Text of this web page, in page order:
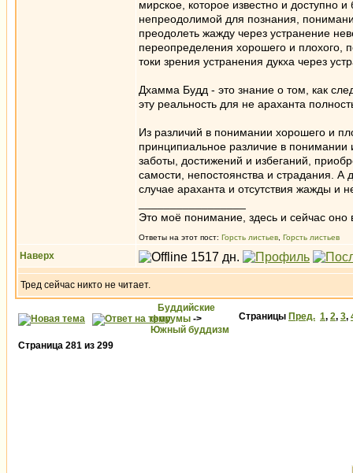
мирское, которое известно и доступно
непреодолимой для познания,
преодолеть жажду через устранение
переопределения хорошего и плохого,
токи зрения устранения дукха через
Дхамма Будд - это знание о том, как
эту реальность для не араханта
Из различий в понимании хорошего и
принципиальное различие в
заботы, достижений и избеганий,
самости, непостоянства и страдания.
случае араханта и отсутствия жажды и
Это моё понимание, здесь и сейчас оно
Ответы на этот пост: Горсть листьев Горсть листьев
Наверх
Тред сейчас никто не читает.
Буддийские
форумы ->
Южный буддизм
Страницы Пред. 1, 2, 3,
Страница 281 из 299